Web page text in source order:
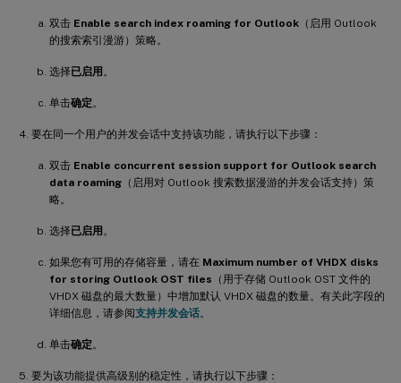
双击 Enable search index roaming for Outlook （启用 Outlook
的搜索索引漫游）策略。
选择已启用 。
单击确定 。
要在同一个用户的并发会话中支持该功能，请执行以下步骤：
双击 Enable concurrent session support for Outlook search
data roaming （启用对 Outlook 搜索数据漫游的并发会话支持）策
略。
选择已启用 。
如果您有可用的存储容量，请在 Maximum number of VHDX disks
for storing Outlook OST files （用于存储 Outlook OST 文件的
VHDX 磁盘的最大数量）中增加默认 VHDX 磁盘的数量。有关此字段的
详细信息，请参阅支持并发会话。
单击确定 。
要为该功能提供高级别的稳定性，请执行以下步骤：